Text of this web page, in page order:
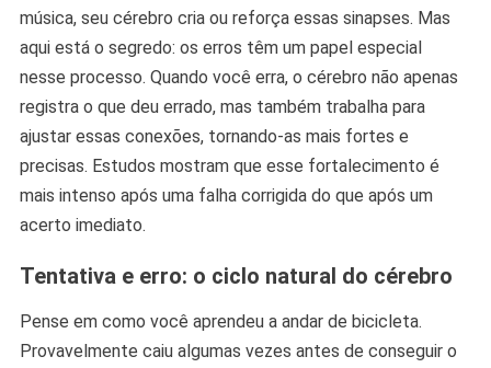
música, seu cérebro cria ou reforça essas sinapses. Mas
aqui está o segredo: os erros têm um papel especial
nesse processo. Quando você erra, o cérebro não apenas
registra o que deu errado, mas também trabalha para
ajustar essas conexões, tornando-as mais fortes e
precisas. Estudos mostram que esse fortalecimento é
mais intenso após uma falha corrigida do que após um
acerto imediato.
Tentativa e erro: o ciclo natural do cérebro
Pense em como você aprendeu a andar de bicicleta.
Provavelmente caiu algumas vezes antes de conseguir o